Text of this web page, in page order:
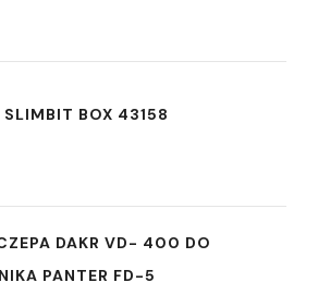
SLIMBIT BOX 43158
DAKR VD- 400 DO
PANTER FD-5